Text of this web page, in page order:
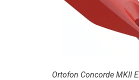
Ortofon Concorde MKII